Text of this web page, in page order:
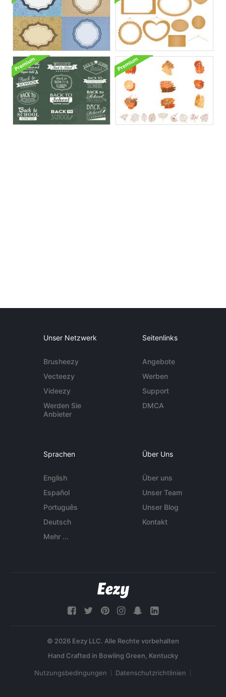
Unser Netzwerk
Brusheezy
Vecteezy
Videezy
Werden Sie
Anbieter
Seitenlinks
Angebote
Werben
Support
DMCA
Sprachen
English
Español
Português
Deutsch
Mehr ...
Über Uns
Über uns
Unser Team
Unser Blog
Kontakt
© 2026 Eezy LLC. Alle Rechte vorbehalten
Nutzungsbedingungen Datenschutzrichtlinien